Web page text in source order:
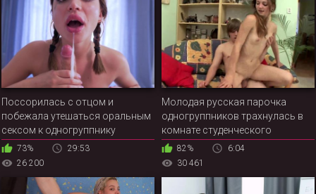
Поссорилась с отцом и
побежала утешаться оральным
сексом к одногруппнику
73%
29:53
26 200
Молодая русская парочка
одногруппников трахнулась в
комнате студенческого
общежития
82%
6:04
30 461